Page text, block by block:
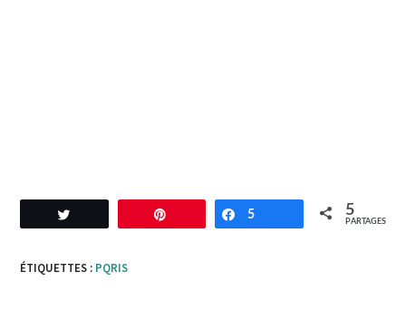
Enregistrer Partagez
5 5
PARTAGES
ÉTIQUETTES : PQRIS